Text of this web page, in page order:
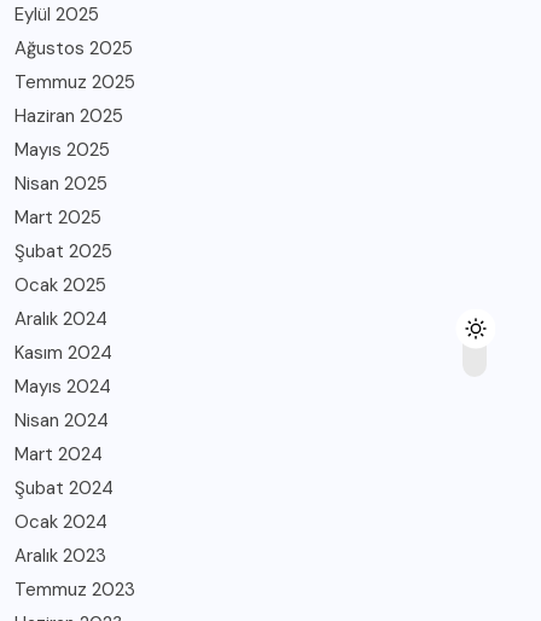
Eylül 2025
Ağustos 2025
Temmuz 2025
Haziran 2025
Mayıs 2025
Nisan 2025
Mart 2025
Şubat 2025
Ocak 2025
Aralık 2024
Kasım 2024
Mayıs 2024
Nisan 2024
Mart 2024
Şubat 2024
Ocak 2024
Aralık 2023
Temmuz 2023